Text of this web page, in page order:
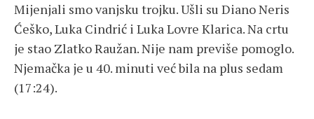
Mijenjali smo vanjsku trojku. Ušli su Diano Neris
Ćeško, Luka Cindrić i Luka Lovre Klarica. Na crtu
je stao Zlatko Raužan. Nije nam previše pomoglo.
Njemačka je u 40. minuti već bila na plus sedam
(17:24).